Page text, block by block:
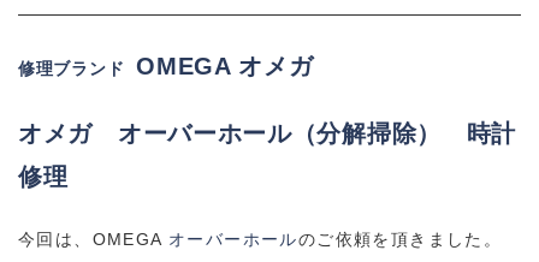
e
k
e
修理ブランド OMEGA オメガ
オメガオーバーホール（分解掃除） 時計
修理
今回は、OMEGA オーバーホールのご依頼を頂きました。